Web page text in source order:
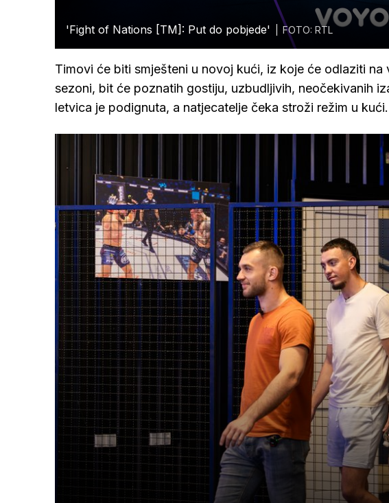
'Fight of Nations [TM]: Put do pobjede' FOTO: RTL
Timovi će biti smješteni u novoj kući, iz koje će odlaziti
sezoni, bit će poznatih gostiju, uzbudljivih, neočekivanih
letvica je podignuta, a natjecatelje čeka stroži režim u kući.